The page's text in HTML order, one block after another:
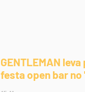
GENTLEMAN
festa open bar